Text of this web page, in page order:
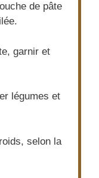
de pâte
garnir et
légumes et
selon la